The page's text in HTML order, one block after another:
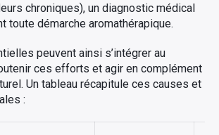
chroniques), un diagnostic médical
toute démarche aromathérapique.
peuvent ainsi s’intégrer au
ces efforts et agir en complément
Un tableau récapitule ces causes et
: